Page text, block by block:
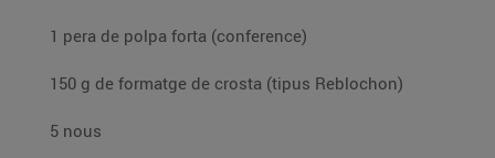
1 pera de polpa forta (conference)
150 g de formatge de crosta (tipus Reblochon)
5 nous